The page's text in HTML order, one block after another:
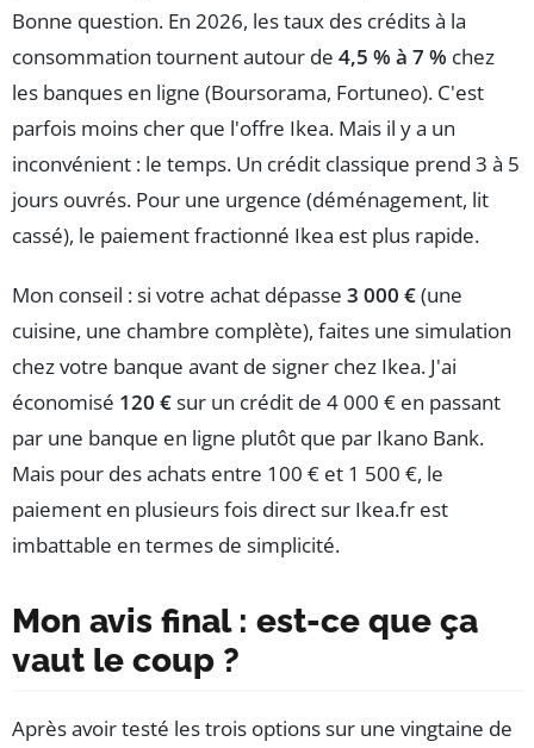
Bonne question. En 2026, les taux des crédits à la
consommation tournent autour de 4,5 % à 7 % chez
les banques en ligne (Boursorama, Fortuneo). C'est
parfois moins cher que l'offre Ikea. Mais il y a un
inconvénient : le temps. Un crédit classique prend 3 à 5
jours ouvrés. Pour une urgence (déménagement, lit
cassé), le paiement fractionné Ikea est plus rapide.
Mon conseil : si votre achat dépasse 3 000 €(une
cuisine, une chambre complète), faites une simulation
chez votre banque avant de signer chez Ikea. J'ai
économisé 120 €sur un crédit de 4 000 € en passant
par une banque en ligne plutôt que par Ikano Bank.
Mais pour des achats entre 100 € et 1 500 €, le
paiement en plusieurs fois direct sur Ikea.fr est
imbattable en termes de simplicité.
Mon avis final : est-ce que ça
vaut le coup ?
Après avoir testé les trois options sur une vingtaine de